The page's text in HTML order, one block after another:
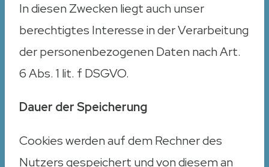
In diesen Zwecken liegt auch unser
berechtigtes Interesse in der Verarbeitung
der personenbezogenen Daten nach Art.
6 Abs. 1 lit. f DSGVO.
Dauer der Speicherung
Cookies werden auf dem Rechner des
Nutzers gespeichert und von diesem an